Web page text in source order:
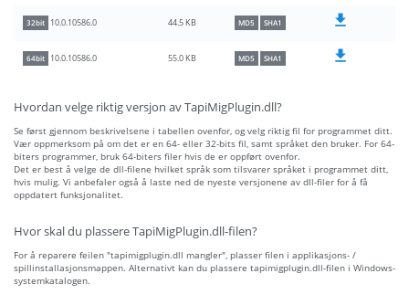
32bit 10.0.10586.0 44.5 KB MD5 SHA1
64bit 10.0.10586.0 55.0 KB MD5 SHA1
Hvordan velge riktig versjon av TapiMigPlugin.dll?
Se først gjennom beskrivelsene i tabellen ovenfor, og velg riktig fil for programmet ditt.
Vær oppmerksom på om det er en 64- eller 32-bits fil, samt språket den bruker. For 64-
biters programmer, bruk 64-biters filer hvis de er oppført ovenfor.
Det er best å velge de dll-filene hvilket språk som tilsvarer språket i programmet ditt,
hvis mulig. Vi anbefaler også å laste ned de nyeste versjonene av dll-filer for å få
oppdatert funksjonalitet.
Hvor skal du plassere TapiMigPlugin.dll-filen?
For å reparere feilen "tapimigplugin.dll mangler", plasser filen i applikasjons- /
spillinstallasjonsmappen. Alternativt kan du plassere tapimigplugin.dll-filen i Windows-
systemkatalogen.